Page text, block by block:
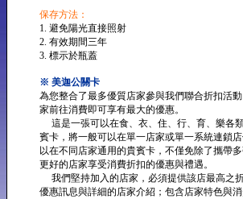
保存方法：
1. 避免陽光直接照射
2. 有效期間三年
3. 標示於瓶蓋
※ 美迦公關卡
為您整合了最多優質店家參與我們聯合折扣活
家前往消費即可享有最大的優惠。
這是一張可以在食、衣、住、行、育、樂各
賓卡，將一般可以在單一店家或單一系統連鎖
以在不同店家通用的貴賓卡，不僅免除了攜帶
更好的店家享受消費折扣的優惠與禮遇。
我們堅持加入的店家，必須提供該店最高之
優惠訊息與詳細的店家介紹；包含店家特色與